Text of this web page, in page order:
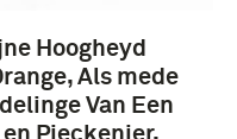
Hoogheyd
Als mede
Van Een